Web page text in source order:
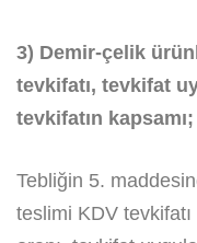
3) Demir-çelik
tevkifatı, tevkifat
tevkifatın kapsamı;
Tebliğin 5.
teslimi KDV tevkifatı